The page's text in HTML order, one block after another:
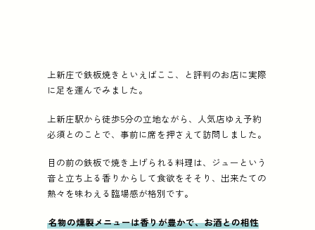
上新庄で鉄板焼きといえばここ、と評判のお店に実際
に足を運んでみました。
上新庄駅から徒歩5分の立地ながら、人気店ゆえ予約
必須とのことで、事前に席を押さえて訪問しました。
目の前の鉄板で焼き上げられる料理は、ジューという
音と立ち上る香りからして食欲をそそり、出来たての
熱々を味わえる臨場感が格別です。
名物の燻製メニューは香りが豊かで、お酒との相性